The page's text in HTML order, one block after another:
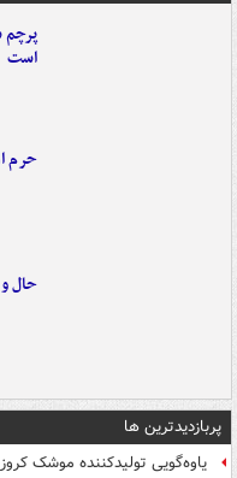
پرچم
است
حرم
حال و
پربازدیدترین ها
یاوه‌گویی تولیدکننده موشک کروز